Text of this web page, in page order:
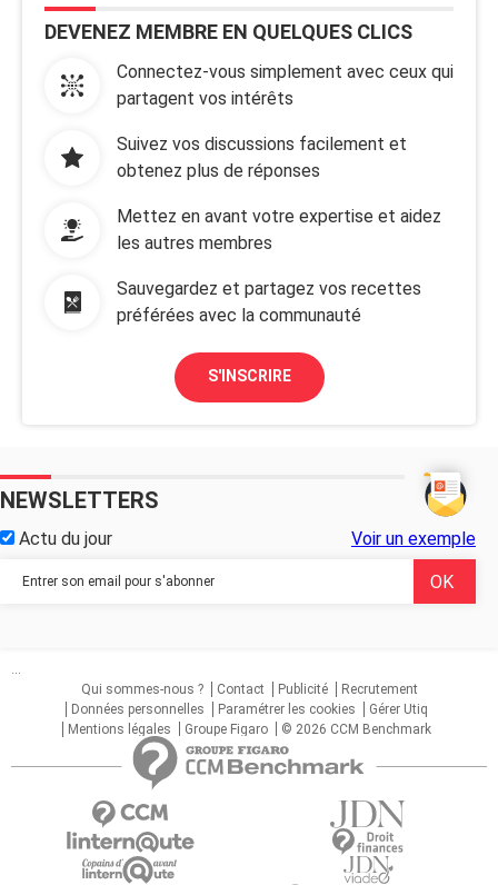
DEVENEZ MEMBRE EN QUELQUES CLICS
Connectez-vous simplement avec ceux qui
partagent vos intérêts
Suivez vos discussions facilement et
obtenez plus de réponses
Mettez en avant votre expertise et aidez
les autres membres
Sauvegardez et partagez vos recettes
préférées avec la communauté
S'INSCRIRE
NEWSLETTERS
Actu du jour Voir un exemple
...
Qui sommes-nous ?
Contact Publicité
Recrutement
Données personnelles
Paramétrer les cookies
Gérer Utiq
Mentions légales
Groupe Figaro © 2026 CCM Benchmark